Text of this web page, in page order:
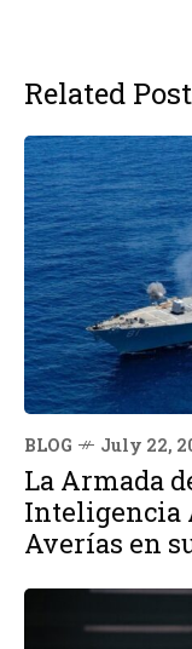
Related
BLOG July 22,
La Armada
Inteligencia
Averías en